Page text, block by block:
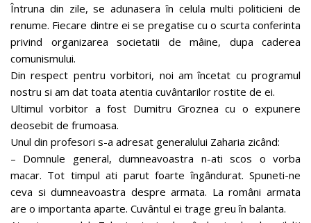
Întruna din zile, se adunasera în celula multi politicieni de
renume. Fiecare dintre ei se pregatise cu o scurta conferinta
privind organizarea societatii de mâine, dupa caderea
comunismului.
Din respect pentru vorbitori, noi am încetat cu programul
nostru si am dat toata atentia cuvântarilor rostite de ei.
Ultimul vorbitor a fost Dumitru Groznea cu o expunere
deosebit de frumoasa.
Unul din profesori s-a adresat generalului Zaharia zicând:
– Domnule general, dumneavoastra n-ati scos o vorba
macar. Tot timpul ati parut foarte îngândurat. Spuneti-ne
ceva si dumneavoastra despre armata. La români armata
are o importanta aparte. Cuvântul ei trage greu în balanta.